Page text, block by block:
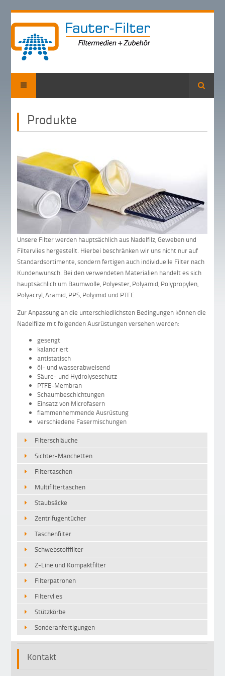
Suche
Produkte
Unsere Filter werden hauptsächlich aus Nadelfilz, Geweben und
Filtervlies hergestellt. Hierbei beschränken wir uns nicht nur auf
Standardsortimente, sondern fertigen auch individuelle Filter nach
Kundenwunsch. Bei den verwendeten Materialien handelt es sich
hauptsächlich um Baumwolle, Polyester, Polyamid, Polypropylen,
Polyacryl, Aramid, PPS, Polyimid und PTFE.
Zur Anpassung an die unterschiedlichsten Bedingungen können die
Nadelfilze mit folgenden Ausrüstungen versehen werden:
gesengt
kalandriert
antistatisch
öl- und wasserabweisend
Säure- und Hydrolyseschutz
PTFE-Membran
Schaumbeschichtungen
Einsatz von Microfasern
flammenhemmende Ausrüstung
verschiedene Fasermischungen
Filterschläuche
Sichter-Manchetten
Filtertaschen
Multifiltertaschen
Staubsäcke
Zentrifugentücher
Taschenfilter
Schwebstofffilter
Z-Line und Kompaktfilter
Filterpatronen
Filtervlies
Stützkörbe
Sonderanfertigungen
Kontakt